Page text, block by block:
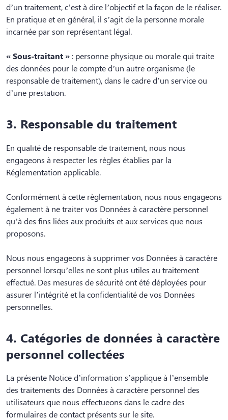
d’un traitement, c’est à dire l’objectif et la façon de le réaliser.
En pratique et en général, il s’agit de la personne morale
incarnée par son représentant légal.
« Sous-traitant » : personne physique ou morale qui traite
des données pour le compte d’un autre organisme (le
responsable de traitement), dans le cadre d’un service ou
d’une prestation.
3. Responsable du traitement
En qualité de responsable de traitement, nous nous
engageons à respecter les règles établies par la
Réglementation applicable.
Conformément à cette règlementation, nous nous engageons
également à ne traiter vos Données à caractère personnel
qu’à des fins liées aux produits et aux services que nous
proposons.
Nous nous engageons à supprimer vos Données à caractère
personnel lorsqu’elles ne sont plus utiles au traitement
effectué. Des mesures de sécurité ont été déployées pour
assurer l’intégrité et la confidentialité de vos Données
personnelles.
4. Catégories de données à caractère
personnel collectées
La présente Notice d’information s’applique à l’ensemble
des traitements des Données à caractère personnel des
utilisateurs que nous effectueons dans le cadre des
formulaires de contact présents sur le site.